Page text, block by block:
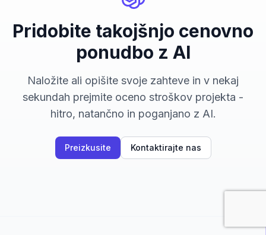
Pridobite takojšnjo cenovno
ponudbo z AI
Naložite ali opišite svoje zahteve in v nekaj
sekundah prejmite oceno stroškov projekta -
hitro, natančno in poganjano z AI.
Preizkusite Kontaktirajte nas